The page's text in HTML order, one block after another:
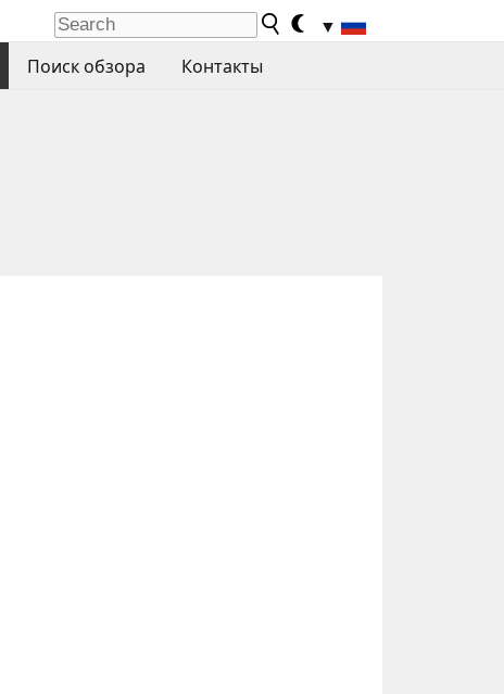
▼
Поиск обзора Контакты